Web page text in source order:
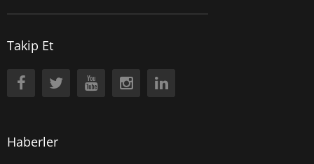
Takip Et
Haberler